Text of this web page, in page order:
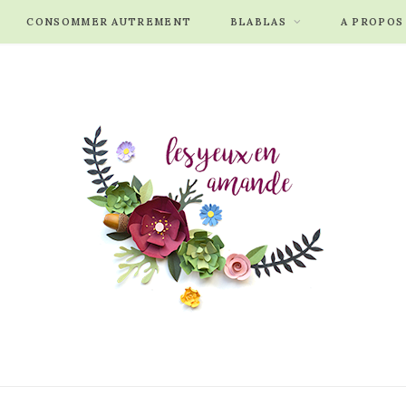
CONSOMMER AUTREMENT BLABLAS A PROPOS